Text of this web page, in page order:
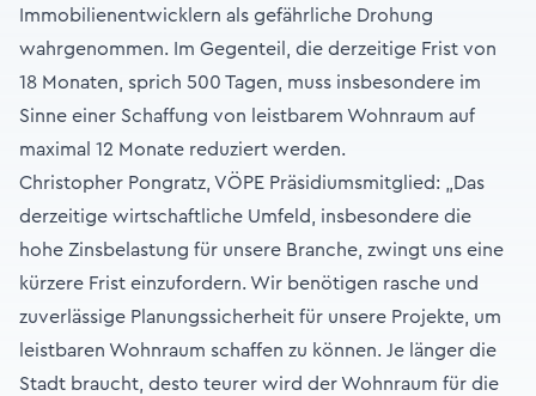
Immobilienentwicklern als gefährliche Drohung
wahrgenommen. Im Gegenteil, die derzeitige Frist von
18 Monaten, sprich 500 Tagen, muss insbesondere im
Sinne einer Schaffung von leistbarem Wohnraum auf
maximal 12 Monate reduziert werden.
Christopher Pongratz, VÖPE Präsidiumsmitglied: „Das
derzeitige wirtschaftliche Umfeld, insbesondere die
hohe Zinsbelastung für unsere Branche, zwingt uns eine
kürzere Frist einzufordern. Wir benötigen rasche und
zuverlässige Planungssicherheit für unsere Projekte, um
leistbaren Wohnraum schaffen zu können. Je länger die
Stadt braucht, desto teurer wird der Wohnraum für die